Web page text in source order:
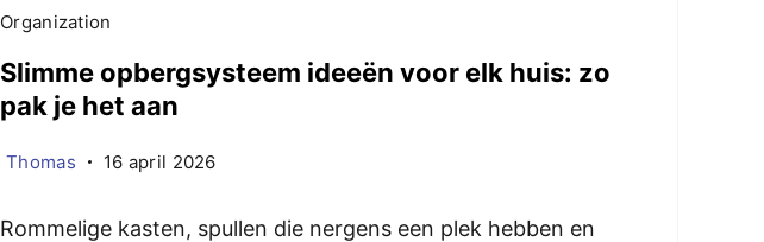
Organization
Slimme opbergsysteem ideeën voor elk huis: zo
pak je het aan
Thomas 16 april 2026
Rommelige kasten, spullen die nergens een plek hebben en